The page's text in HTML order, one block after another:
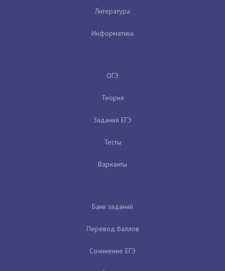
Литература
Информатика
ОГЭ
Теория
Задания ЕГЭ
Тесты
Варианты
Банк заданий
Перевод баллов
Сочинение ЕГЭ